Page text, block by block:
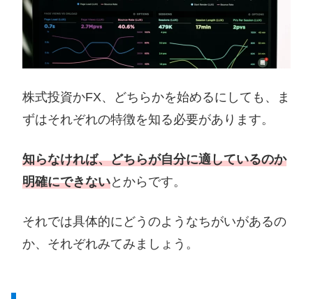
株式投資かFX、どちらかを始めるにしても、ま
ずはそれぞれの特徴を知る必要があります。
知らなければ、どちらが自分に適しているのか
明確にできないとからです。
それでは具体的にどうのようなちがいがあるの
か、それぞれみてみましょう。